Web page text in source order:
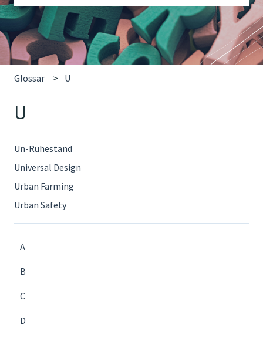
Es gibt keine Vorschläge, da das Suchfeld leer ist.
Glossar U
U
Un-Ruhestand
Universal Design
Urban Farming
Urban Safety
A
B
C
D